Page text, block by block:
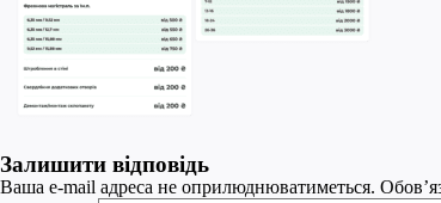
Залишити відповідь
Ваша e-mail адреса не оприлюднюватиметься.